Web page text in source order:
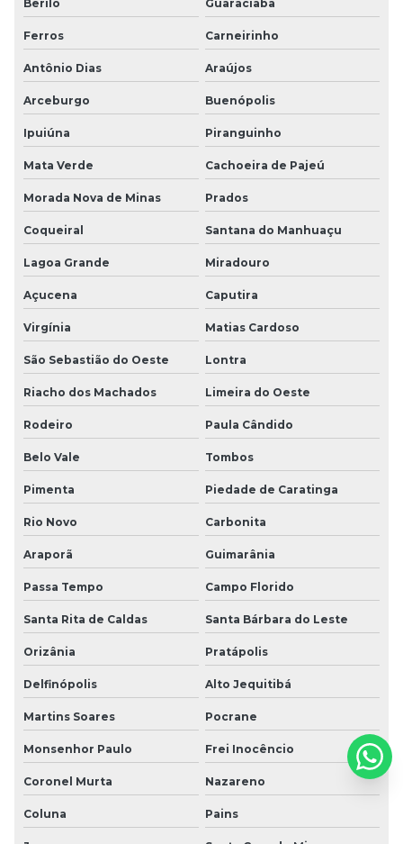
Berilo Guaraciaba
Ferros Carneirinho
Antônio Dias Araújos
Arceburgo Buenópolis
Ipuiúna Piranguinho
Mata Verde Cachoeira de Pajeú
Morada Nova de Minas Prados
Coqueiral Santana do Manhuaçu
Lagoa Grande Miradouro
Açucena Caputira
Virgínia Matias Cardoso
São Sebastião do Oeste Lontra
Riacho dos Machados Limeira do Oeste
Rodeiro Paula Cândido
Belo Vale Tombos
Pimenta Piedade de Caratinga
Rio Novo Carbonita
Araporã Guimarânia
Passa Tempo Campo Florido
Santa Rita de Caldas Santa Bárbara do Leste
Orizânia Pratápolis
Delfinópolis Alto Jequitibá
Martins Soares Pocrane
Monsenhor Paulo Frei Inocêncio
Coronel Murta Nazareno
Coluna Pains